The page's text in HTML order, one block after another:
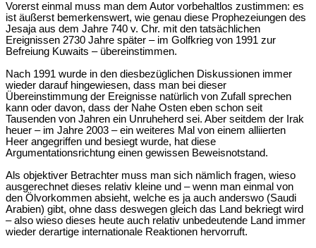
Vorerst einmal muss man dem Autor vorbehaltlos zustimmen: es
ist äußerst bemerkenswert, wie genau diese Prophezeiungen des
Jesaja aus dem Jahre 740 v. Chr. mit den tatsächlichen
Ereignissen 2730 Jahre später – im Golfkrieg von 1991 zur
Befreiung Kuwaits – übereinstimmen.
Nach 1991 wurde in den diesbezüglichen Diskussionen immer
wieder darauf hingewiesen, dass man bei dieser
Übereinstimmung der Ereignisse natürlich von Zufall sprechen
kann oder davon, dass der Nahe Osten eben schon seit
Tausenden von Jahren ein Unruheherd sei. Aber seitdem der Irak
heuer – im Jahre 2003 – ein weiteres Mal von einem alliierten
Heer angegriffen und besiegt wurde, hat diese
Argumentationsrichtung einen gewissen Beweisnotstand.
Als objektiver Betrachter muss man sich nämlich fragen, wieso
ausgerechnet dieses relativ kleine und – wenn man einmal von
den Ölvorkommen absieht, welche es ja auch anderswo (Saudi
Arabien) gibt, ohne dass deswegen gleich das Land bekriegt wird
– also wieso dieses heute auch relativ unbedeutende Land immer
wieder derartige internationale Reaktionen hervorruft.